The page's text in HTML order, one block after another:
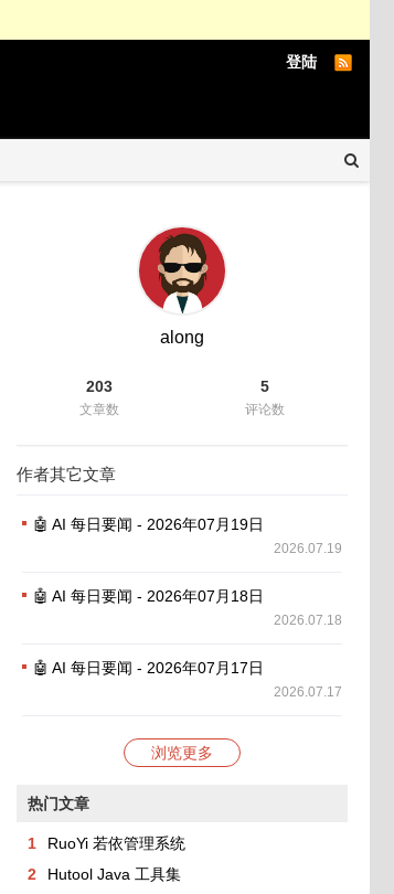
登陆
along
203
文章数
5
评论数
作者其它文章
🤖 AI 每日要闻 - 2026年07月19日
2026.07.19
🤖 AI 每日要闻 - 2026年07月18日
2026.07.18
🤖 AI 每日要闻 - 2026年07月17日
2026.07.17
浏览更多
热门文章
1
RuoYi 若依管理系统
2
Hutool Java 工具集